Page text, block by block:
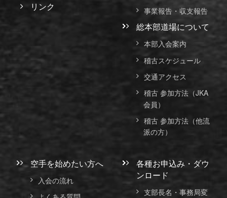
リンク
事業報告・収支報告
総本部道場について
本部入会案内
稽古スケジュール
交通アクセス
稽古 参加方法（JKA
会員）
稽古 参加方法（他流
派の方）
空手を始めたい方へ
入会の流れ
各種お申込み・ダウ
ンロード
支部長名・事務局変